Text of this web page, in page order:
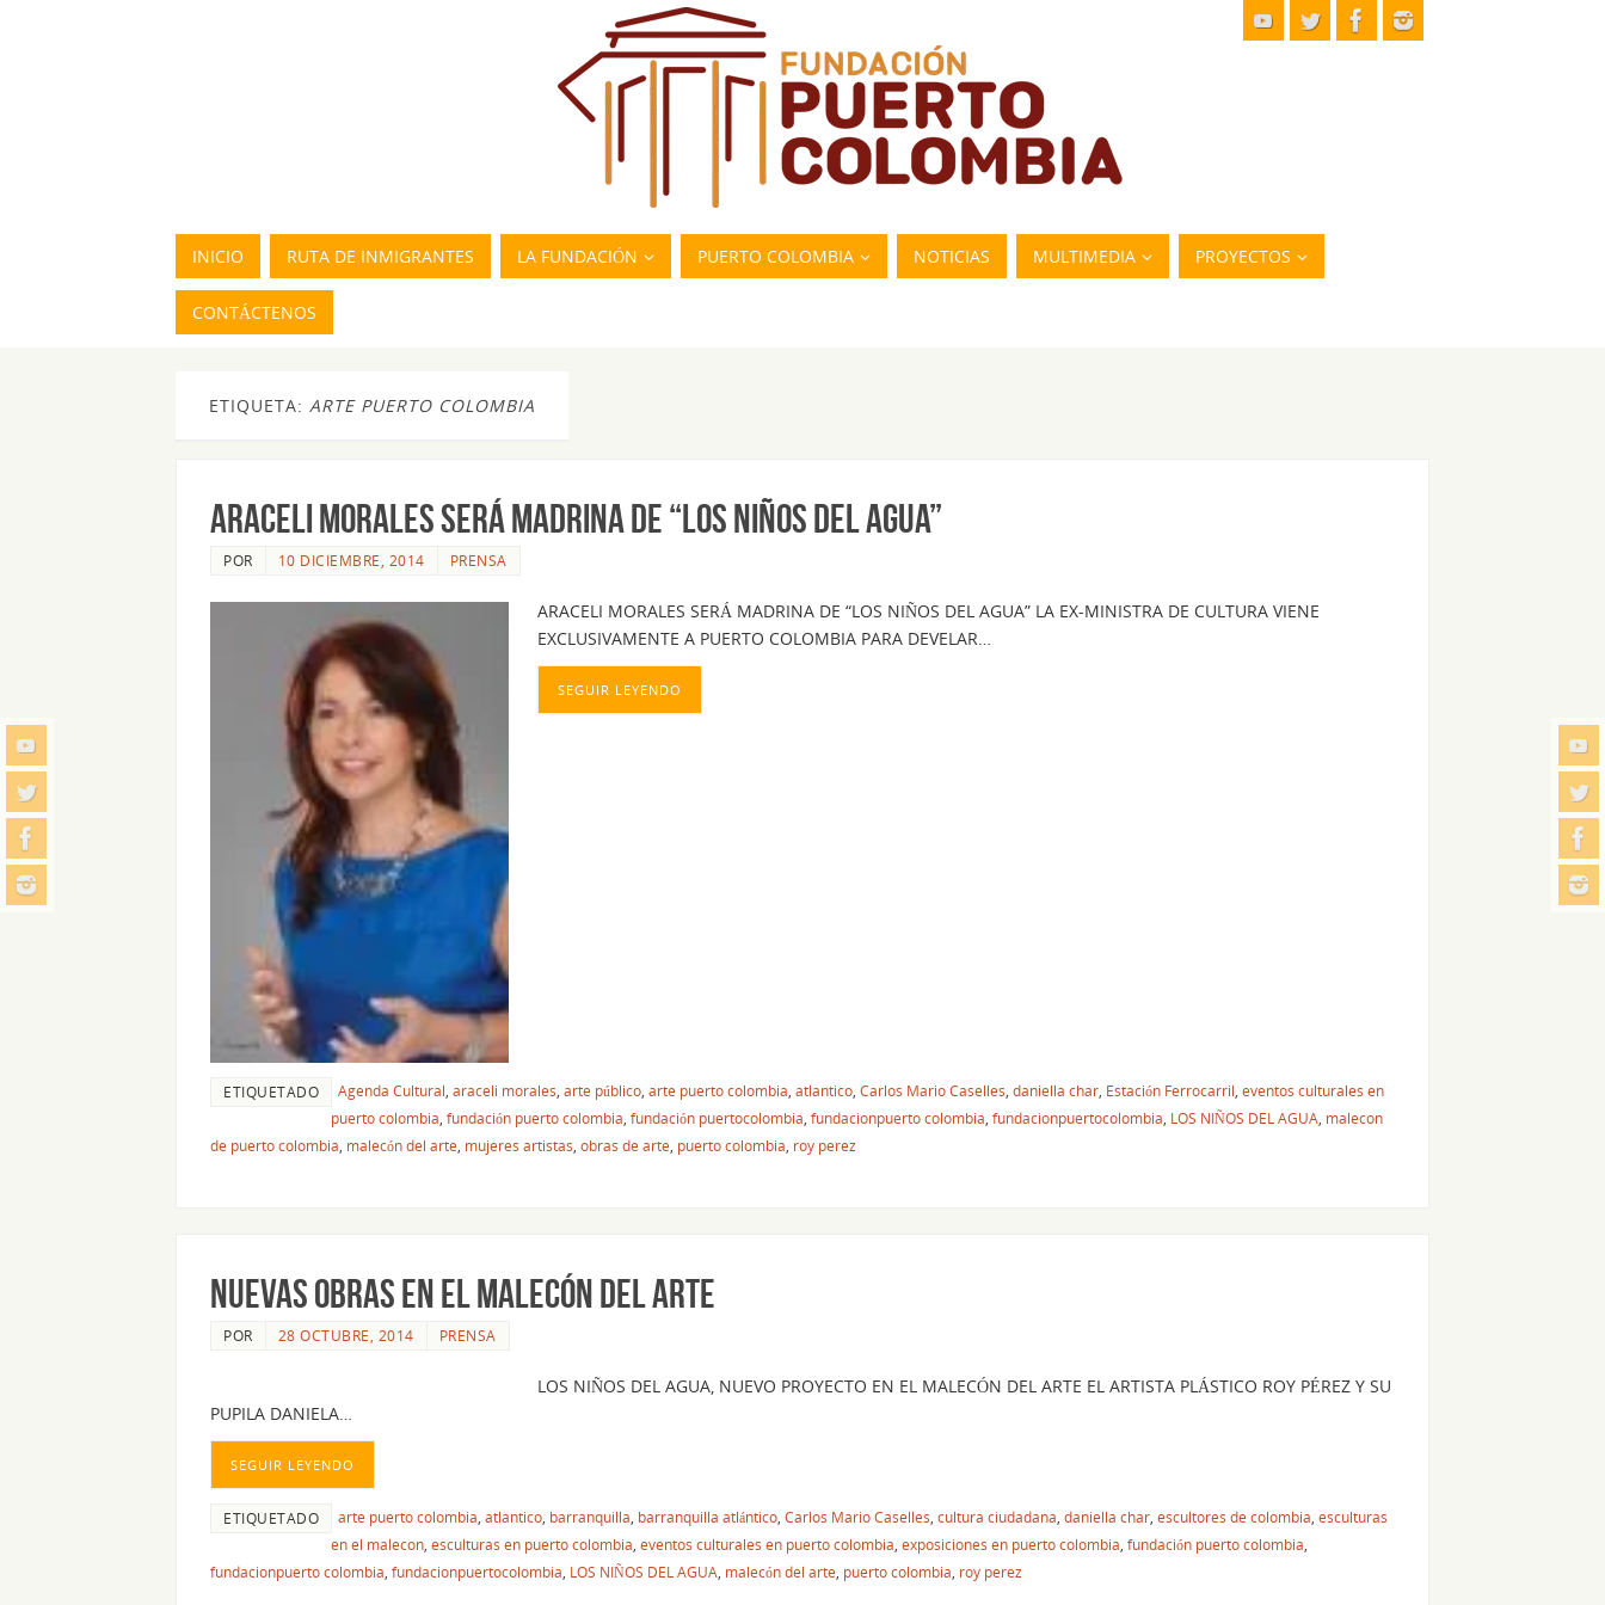
INICIO RUTA DE INMIGRANTES LA FUNDACIÓN PUERTO COLOMBIA NOTICIAS MULTIMEDIA PROYECTOS
CONTÁCTENOS
ETIQUETA: ARTE PUERTO COLOMBIA
ARACELI MORALES SERÁ MADRINA DE “LOS NIÑOS DEL AGUA”
POR 10 DICIEMBRE, 2014 PRENSA
ARACELI MORALES SERÁ MADRINA DE “LOS NIÑOS DEL AGUA” LA EX-MINISTRA DE CULTURA VIENE
EXCLUSIVAMENTE A PUERTO COLOMBIA PARA DEVELAR…
SEGUIR LEYENDO
ETIQUETADO Agenda Cultural, araceli morales, arte público, arte puerto colombia, atlantico, Carlos Mario Caselles, daniella char, Estación Ferrocarril, eventos culturales en
puerto colombia, fundación puerto colombia, fundación puertocolombia, fundacionpuerto colombia, fundacionpuertocolombia, LOS NIÑOS DEL AGUA, malecon
de puerto colombia, malecón del arte, mujeres artistas, obras de arte, puerto colombia, roy perez
NUEVAS OBRAS EN EL MALECÓN DEL ARTE
POR 28 OCTUBRE, 2014 PRENSA
LOS NIÑOS DEL AGUA, NUEVO PROYECTO EN EL MALECÓN DEL ARTE EL ARTISTA PLÁSTICO ROY PÉREZ Y SU
PUPILA DANIELA…
SEGUIR LEYENDO
ETIQUETADO arte puerto colombia, atlantico, barranquilla, barranquilla atlántico, Carlos Mario Caselles, cultura ciudadana, daniella char, escultores de colombia, esculturas
en el malecon, esculturas en puerto colombia, eventos culturales en puerto colombia, exposiciones en puerto colombia, fundación puerto colombia,
fundacionpuerto colombia, fundacionpuertocolombia, LOS NIÑOS DEL AGUA, malecón del arte, puerto colombia, roy perez